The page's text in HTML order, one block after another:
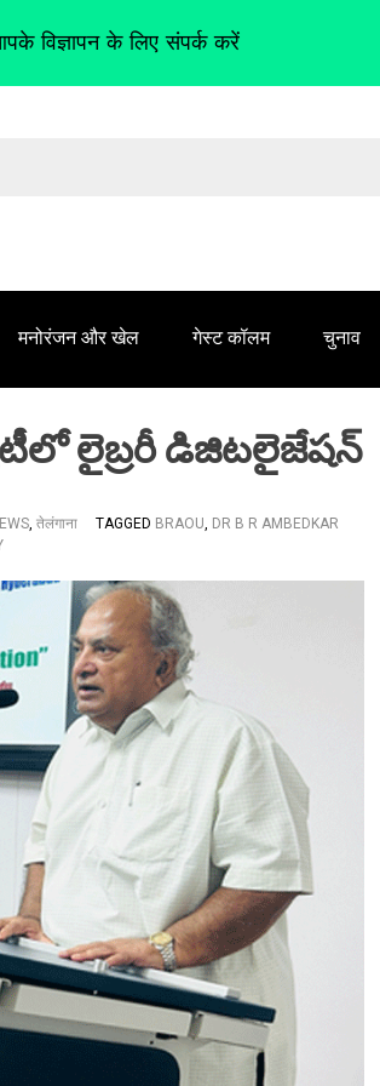
मनोरंजन और खेल गेस्ट कॉलम चुनाव
లైబ్రరీ డిజిటలైజేషన్
, तेलंगाना TAGGED BRAOU, DR B R AMBEDKAR
विज्ञापन के लिए संपर्क करें